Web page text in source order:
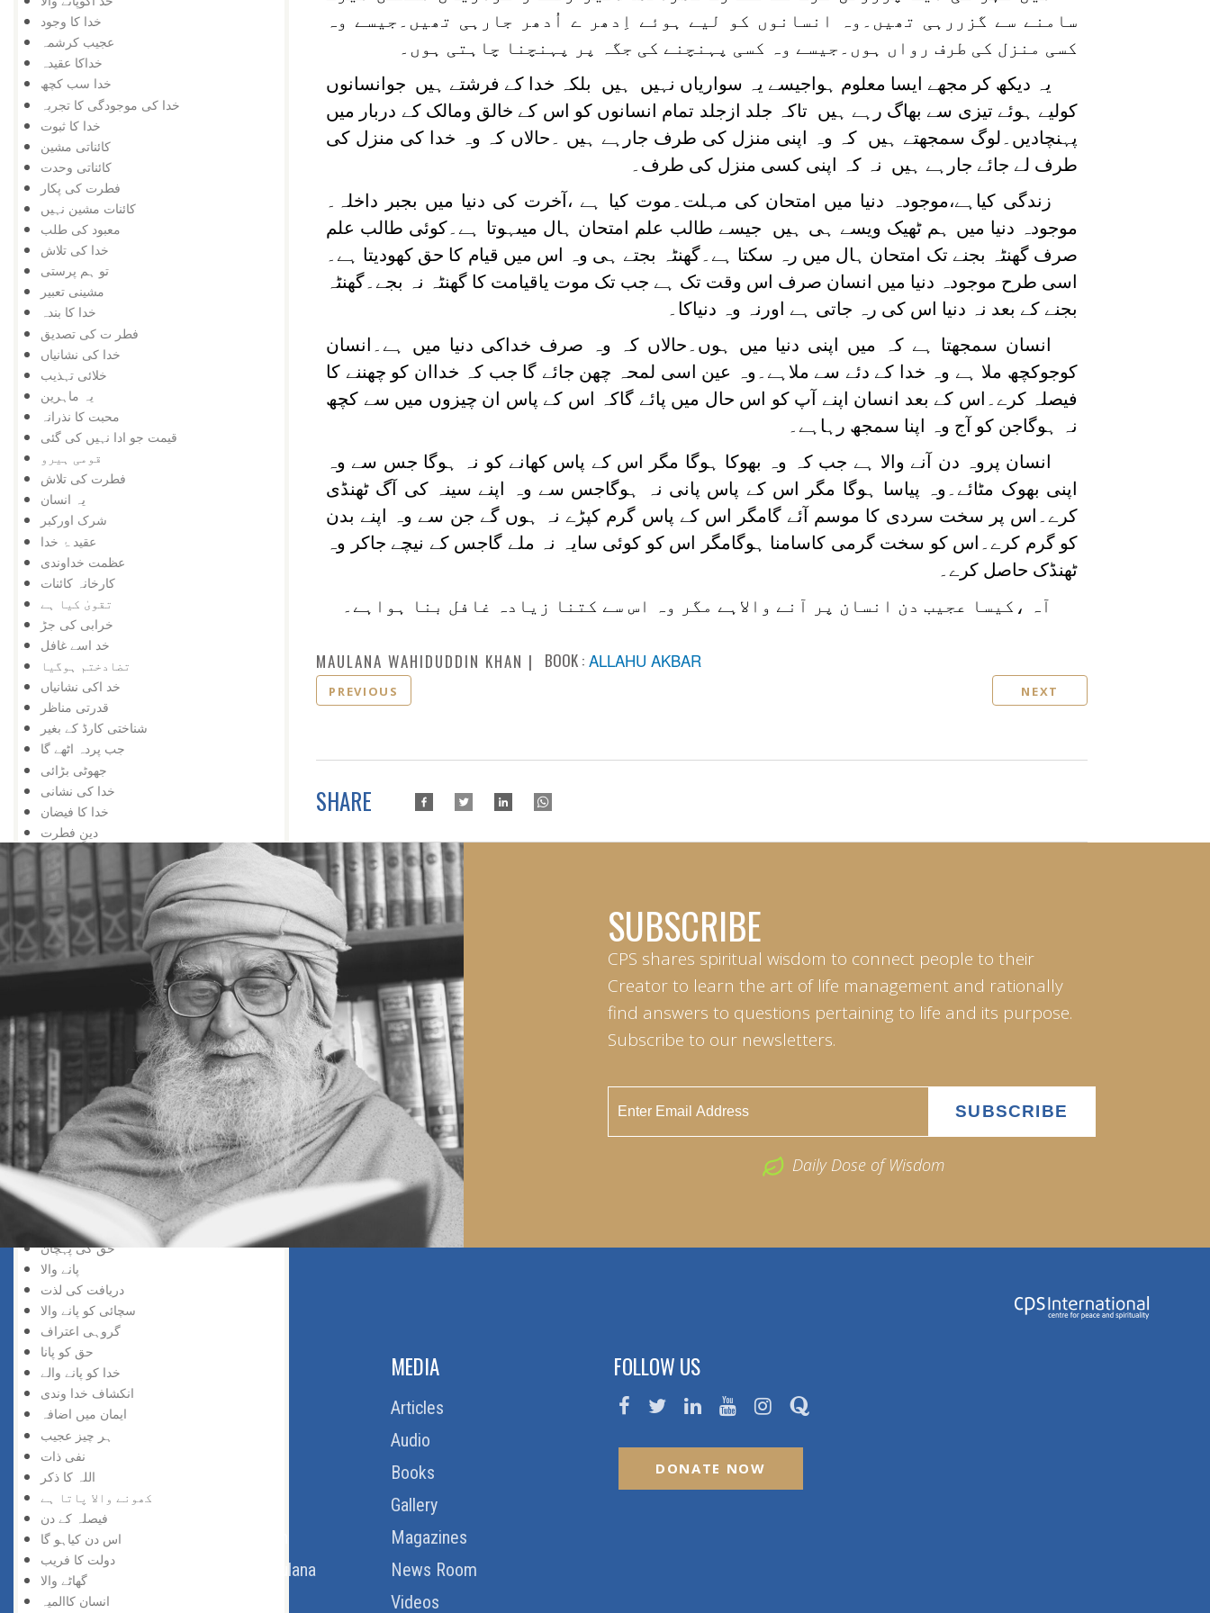
خدا کا وجود
عجیب کرشمہ
خداکا عقیدہ
خدا سب کچھ
خدا کی موجودگی کا تجربہ
خدا کا ثبوت
کائناتی مشین
کائناتی وحدت
فطرت کی پکار
کائنات مشین نہیں
معبود کی طلب
خدا کی تلاش
تو ہم پرستی
مشینی تعبیر
خدا کا بندہ
فطر ت کی تصدیق
خدا کی نشانیاں
خلائی تہذیب
یہ ماہرین
محبت کا نذرانہ
قیمت جو ادا نہیں کی گئی
قومی ہیرو
فطرت کی تلاش
یہ انسان
شرک اورکبر
عقید ۂ خدا
عظمت خداوندی
کارخانہ کائنات
تقویٰ کیا ہے
خرابی کی جڑ
خد اسے غافل
تضادختم ہوگیا
خد اکی نشانیاں
قدرتی مناظر
شناختی کارڈ کے بغیر
جب پردہ اٹھے گا
جھوٹی بڑائی
خدا کی نشانی
خدا کا فیضان
دینِ فطرت
کائنات کی معنویت
انسان کی بے چارگی
انسان کی تلاش
انسان کی کمائی
کچھ سے کچھ
محرومی
یہ بھی ممکن ہے
کائناتی نمونہ
ضمیر کے خلاف
اژدہا بھی
خدا پر ستی
زندگی کا مسئلہ
زلزلہ درکار ہے
خدا کی یافت
معرفت
توحید اورشرک
سب کچھ عجیب ہے
خد اسے نسبت
حق کی پہچان
پانے والا
دریافت کی لذت
سچائی کو پانے والا
گروہی اعتراف
حق کو پانا
خدا کو پانے والے
انکشاف خدا وندی
ایمان میں اضافہ
ہر چیز عجیب
نفی ذات
اللہ کا ذکر
کھونے والا پاتا ہے
فیصلہ کے دن
اس دن کیاہو گا
دولت کا فریب
گھاٹے والا
انسان کاالمیہ
سامنے سے گزررہی تھیں۔وہ انسانوں کو لیے ہوئے اِدھر ے اُدھر جارہی تھیں۔جیسے وہ
کسی منزل کی طرف رواں ہوں۔جیسے وہ کسی پہنچنے کی جگہ پر پہنچنا چاہتی ہوں۔
یہ دیکھ کر مجھے ایسا معلوم ہواجیسے یہ سواریاں نہیں ہیں بلکہ خدا کے فرشتے ہیں جوانسانوں
کولیے ہوئے تیزی سے بھاگ رہے ہیں تاکہ جلد ازجلد تمام انسانوں کو اس کے خالق ومالک کے دربار میں
پہنچادیں۔لوگ سمجھتے ہیں کہ وہ اپنی منزل کی طرف جارہے ہیں ۔حالاں کہ وہ خدا کی منزل کی
طرف لے جائے جارہے ہیں نہ کہ اپنی کسی منزل کی طرف۔
زندگی کیاہے،موجودہ دنیا میں امتحان کی مہلت۔موت کیا ہے ،آخرت کی دنیا میں بجبر داخلہ۔
موجودہ دنیا میں ہم ٹھیک ویسے ہی ہیں جیسے طالب علم امتحان ہال میںہوتا ہے۔کوئی طالب علم
صرف گھنٹہ بجنے تک امتحان ہال میں رہ سکتا ہے۔گھنٹہ بجتے ہی وہ اس میں قیام کا حق کھودیتا ہے۔
اسی طرح موجودہ دنیا میں انسان صرف اس وقت تک ہے جب تک موت یاقیامت کا گھنٹہ نہ بجے۔گھنٹہ
بجنے کے بعد نہ دنیا اس کی رہ جاتی ہے اورنہ وہ دنیاکا۔
انسان سمجھتا ہے کہ میں اپنی دنیا میں ہوں۔حالاں کہ وہ صرف خداکی دنیا میں ہے۔انسان
کوجوکچھ ملا ہے وہ خدا کے دئے سے ملاہے۔وہ عین اسی لمحہ چھن جائے گا جب کہ خداان کو چھننے کا
فیصلہ کرے۔اس کے بعد انسان اپنے آپ کو اس حال میں پائے گاکہ اس کے پاس ان چیزوں میں سے کچھ
نہ ہوگاجن کو آج وہ اپنا سمجھ رہاہے۔
انسان پروہ دن آنے والا ہے جب کہ وہ بھوکا ہوگا مگر اس کے پاس کھانے کو نہ ہوگا جس سے وہ
اپنی بھوک مٹائے۔وہ پیاسا ہوگا مگر اس کے پاس پانی نہ ہوگاجس سے وہ اپنے سینہ کی آگ ٹھنڈی
کرے۔اس پر سخت سردی کا موسم آئے گامگر اس کے پاس گرم کپڑے نہ ہوں گے جن سے وہ اپنے بدن
کو گرم کرے۔اس کو سخت گرمی کاسامنا ہوگامگر اس کو کوئی سایہ نہ ملے گاجس کے نیچے جاکر وہ
ٹھنڈک حاصل کرے۔
آہ ،کیسا عجیب دن انسان پر آنے والاہے مگر وہ اس سے کتنا زیادہ غافل بنا ہواہے۔
MAULANA WAHIDUDDIN KHAN BOOK : ALLAHU AKBAR
PREVIOUS NEXT
SHARE
SUBSCRIBE
CPS shares spiritual wisdom to connect people to their
Creator to learn the art of life management and rationally
find answers to questions pertaining to life and its purpose.
Subscribe to our newsletters.
Daily Dose of Wisdom
Thoughts Of Maulana
MEDIA
Articles
Audio
Books
Gallery
Magazines
News Room
Videos
FOLLOW US
DONATE NOW